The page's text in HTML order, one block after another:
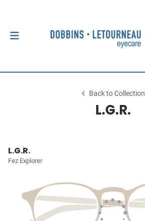
Back to Collection
L.G.R.
L.G.R.
Fez Explorer